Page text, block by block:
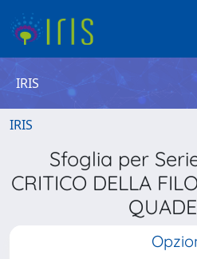
IRIS
IRIS
Sfoglia per
CRITICO DELLA